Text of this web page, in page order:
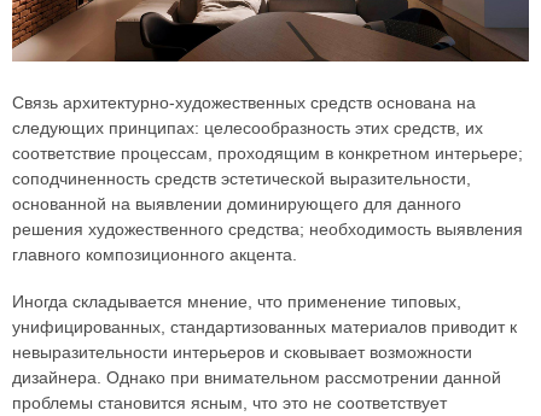
Связь архитектурно-художественных средств основана на
следующих принципах: целесообразность этих средств, их
соответствие процессам, проходящим в конкретном интерьере;
соподчиненность средств эстетической выразительности,
основанной на выявлении доминирующего для данного
решения художественного средства; необходимость выявления
главного композиционного акцента.
Иногда складывается мнение, что применение типовых,
унифицированных, стандартизованных материалов приводит к
невыразительности интерьеров и сковывает возможности
дизайнера. Однако при внимательном рассмотрении данной
проблемы становится ясным, что это не соответствует